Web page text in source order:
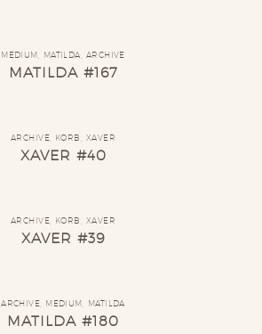
MEDIUM MATILDA ARCHIVE
MATILDA #167
ARCHIVE KORB XAVER
XAVER #40
ARCHIVE KORB XAVER
XAVER #39
ARCHIVE MEDIUM MATILDA
MATILDA #180